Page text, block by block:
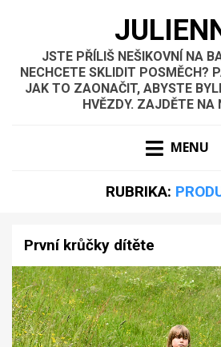
JSTE PŘÍLIŠ NEŠIKOVNÍ NA
NECHCETE SKLIDIT POSMĚCH?
JAK TO ZAONAČIT, ABYSTE
HVĚZDY. ZAJDĚTE NA
MENU
RUBRIKA:
První krůčky dítěte